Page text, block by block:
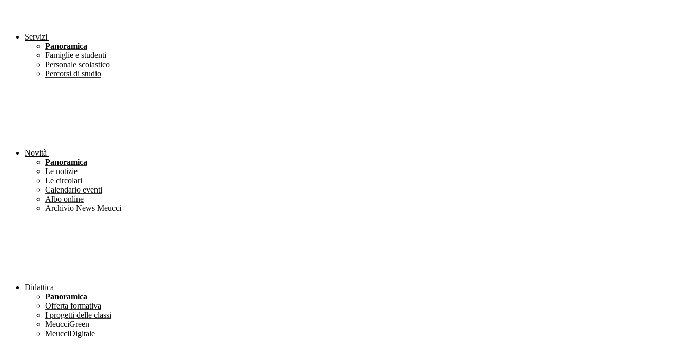
Servizi
Panoramica
Famiglie e studenti
Personale scolastico
Percorsi di studio
Novità
Panoramica
Le notizie
Le circolari
Calendario eventi
Albo online
Archivio News Meucci
Didattica
Panoramica
Offerta formativa
I progetti delle classi
MeucciGreen
MeucciDigitale